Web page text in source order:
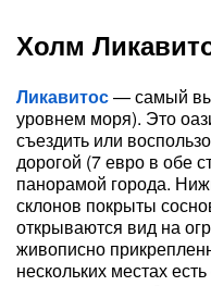
Холм
Ликавитос— самый
уровнем моря). Это
съездить или
дорогой (7 евро в обе
панорамой города.
склонов покрыты
открываются вид на
живописно
нескольких местах